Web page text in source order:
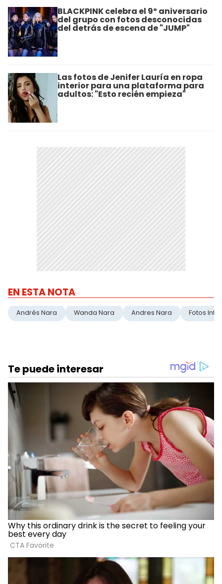
BLACKPINK celebra el 9º aniversario
del grupo con fotos desconocidas
del detrás de escena de "JUMP"
Las fotos de Jenifer Lauría en ropa
interior para una plataforma para
adultos: "Esto recién empieza"
EN ESTA NOTA
Andrés Nara Wanda Nara Andres Nara Fotos